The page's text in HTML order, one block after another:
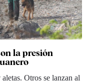
la presión
Otros se lanzan al